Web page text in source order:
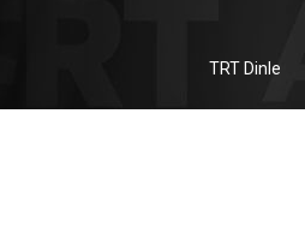
TRT Dinle